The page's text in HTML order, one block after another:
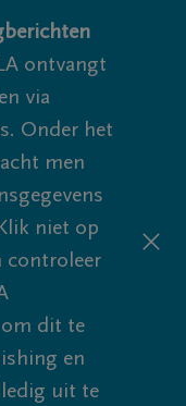
ontvangt
via
Onder het
men
niet op
controleer
om dit te
en
uit te